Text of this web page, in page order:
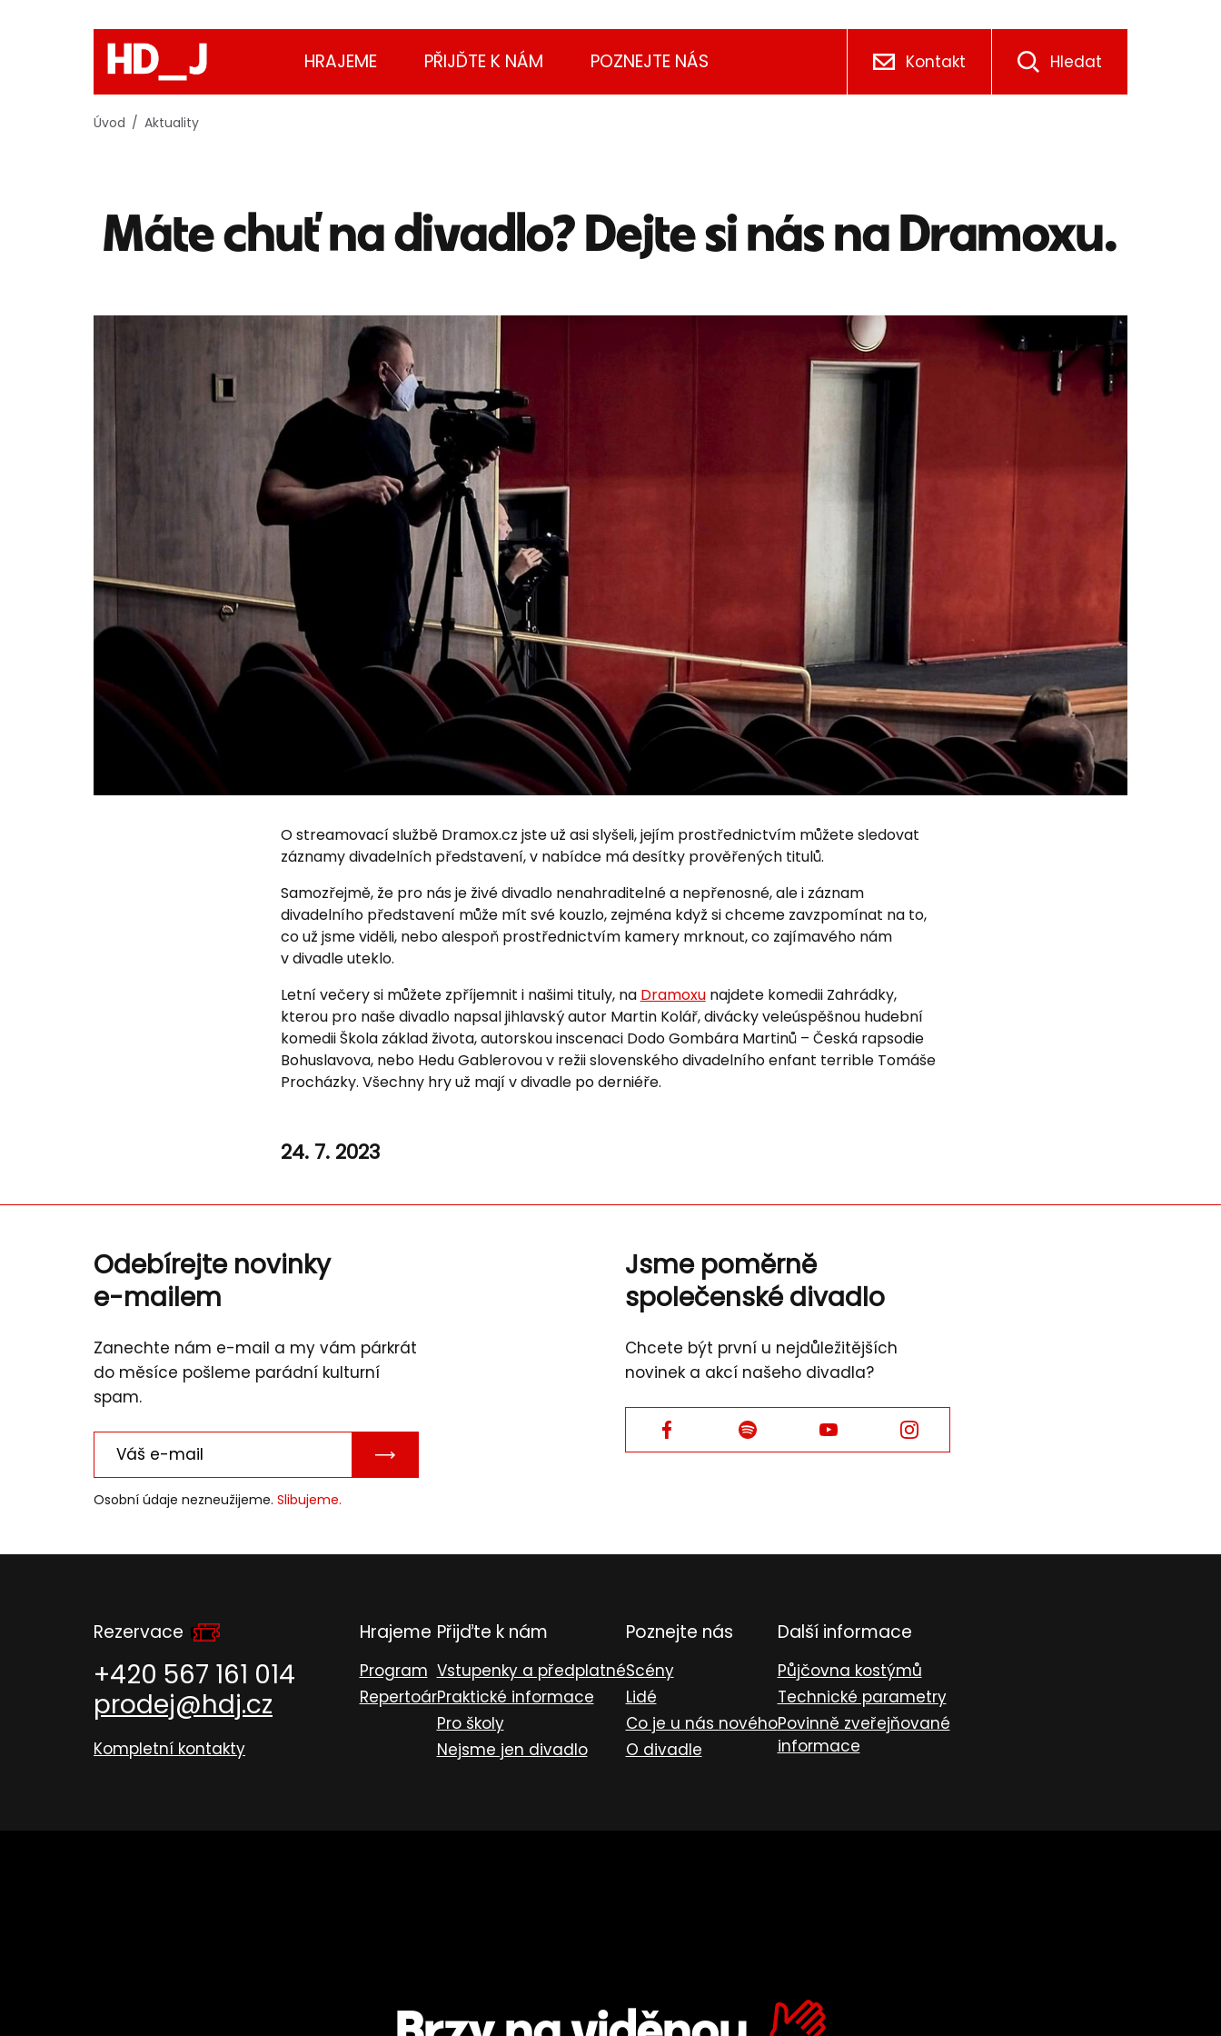
HRAJEME PŘIJĎTE K NÁM POZNEJTE NÁS Kontakt Hledat
Úvod Aktuality
Máte chuť na divadlo? Dejte si nás na Dramoxu.
O streamovací službě Dramox.cz jste už asi slyšeli, jejím prostřednictvím můžete sledovat
záznamy divadelních představení, v nabídce má desítky prověřených titulů.
Samozřejmě, že pro nás je živé divadlo nenahraditelné a nepřenosné, ale i záznam
divadelního představení může mít své kouzlo, zejména když si chceme zavzpomínat na to,
co už jsme viděli, nebo alespoň prostřednictvím kamery mrknout, co zajímavého nám
v divadle uteklo.
Letní večery si můžete zpříjemnit i našimi tituly, na Dramoxunajdete komedii Zahrádky,
kterou pro naše divadlo napsal jihlavský autor Martin Kolář, divácky veleúspěšnou hudební
komedii Škola základ života, autorskou inscenaci Dodo Gombára Martinů – Česká rapsodie
Bohuslavova, nebo Hedu Gablerovou v režii slovenského divadelního enfant terrible Tomáše
Procházky. Všechny hry už mají v divadle po derniéře.
24. 7. 2023
Odebírejte novinky
e-mailem
Zanechte nám e-mail a my vám párkrát
do měsíce pošleme parádní kulturní
spam.
POTVRDIT
E-
Osobní údaje nezneužijeme. Slibujeme.
Jsme poměrně
společenské divadlo
Chcete být první u nejdůležitějších
novinek a akcí našeho divadla?
Facebook Facebook Facebook Facebook
Rezervace
+420 567 161 014
prodej@hdj.cz
Kompletní kontakty
Hrajeme
Program
Repertoár
Přijďte k nám
Vstupenky a předplatné
Praktické informace
Pro školy
Nejsme jen divadlo
Poznejte nás
Scény
Lidé
Co je u nás nového
O divadle
Další informace
Půjčovna kostýmů
Technické parametry
Povinně zveřejňované
informace